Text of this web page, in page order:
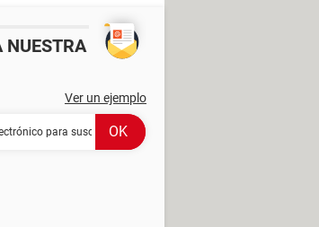
NUESTRA
Ver un ejemplo